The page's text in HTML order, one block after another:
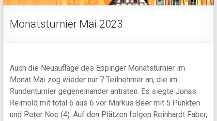
Monatsturnier Mai 2023
Auch die Neuauflage des Eppinger Monatsturnier im
Monat Mai zog wieder nur 7 Teilnehmer an, die im
Rundenturnier gegeneinander antraten. Es siegte Jonas
Reimold mit total 6 aus 6 vor Markus Beer mit 5 Punkten
und Peter Noe (4). Auf den Plätzen folgen Reinhardt Faber,